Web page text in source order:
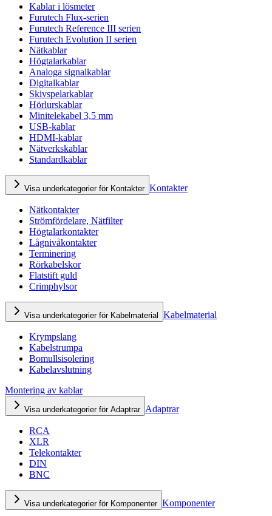
Kablar i lösmeter
Furutech Flux-serien
Furutech Reference III serien
Furutech Evolution II serien
Nätkablar
Högtalarkablar
Analoga signalkablar
Digitalkablar
Skivspelarkablar
Hörlurskablar
Minitelekabel 3,5 mm
USB-kablar
HDMI-kablar
Nätverkskablar
Standardkablar
Visa underkategorier för Kontakter Kontakter
Nätkontakter
Strömfördelare, Nätfilter
Högtalarkontakter
Lågnivåkontakter
Terminering
Rörkabelskor
Flatstift guld
Crimphylsor
Visa underkategorier för Kabelmaterial Kabelmaterial
Krympslang
Kabelstrumpa
Bomullsisolering
Kabelavslutning
Montering av kablar
Visa underkategorier för Adaptrar Adaptrar
RCA
XLR
Telekontakter
DIN
BNC
Visa underkategorier för Komponenter Komponenter